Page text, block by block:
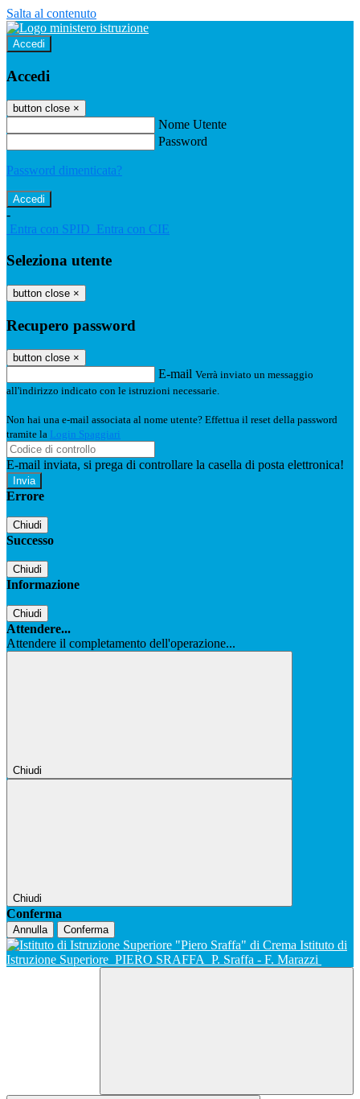
Salta al contenuto
Accedi
Accedi
button close ×
Nome Utente
Password
Password dimenticata?
-
Entra con SPID Entra con CIE
Seleziona utente
button close ×
Recupero password
button close ×
E-mail Verrà inviato un messaggio
all'indirizzo indicato con le istruzioni necessarie.
Non hai una e-mail associata al nome utente? Effettua il reset della password
tramite la Login Spaggiari
E-mail inviata, si prega di controllare la casella di posta elettronica!
Errore
Chiudi
Successo
Chiudi
Informazione
Chiudi
Attendere...
Attendere il completamento dell'operazione...
Chiudi
Chiudi
Conferma
Annulla Conferma
Istituto di
Istruzione Superiore PIERO SRAFFA P. Sraffa - F. Marazzi